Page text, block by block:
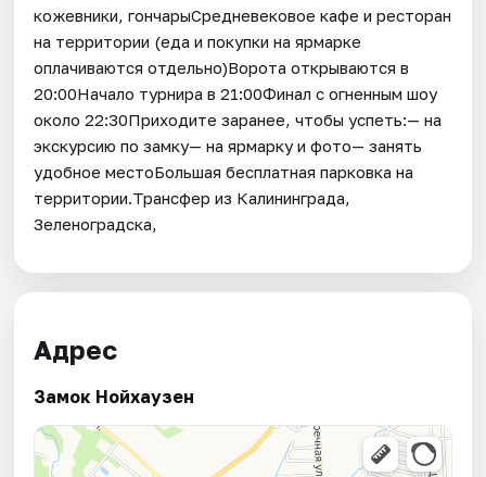
кожевники, гончарыСредневековое кафе и ресторан
на территории (еда и покупки на ярмарке
оплачиваются отдельно)Ворота открываются в
20:00Начало турнира в 21:00Финал с огненным шоу
около 22:30Приходите заранее, чтобы успеть:— на
экскурсию по замку— на ярмарку и фото— занять
удобное местоБольшая бесплатная парковка на
территории.Трансфер из Калининграда,
Зеленоградска,
Адрес
Замок Нойхаузен